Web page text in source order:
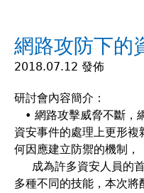
這
網路攻防下的
2018.07.12 發佈
研討會內容簡介：
• 網路攻擊威脅不斷，
資安事件的處理上更形
何因應建立防禦的機制，
成為許多資安人員的
多種不同的技能，本次